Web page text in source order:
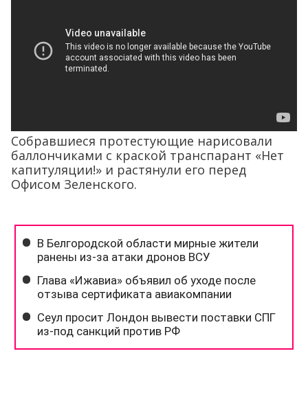
Собравшиеся протестующие нарисовали
баллончиками с краской транспарант «Нет
капитуляции!» и растянули его перед
Офисом Зеленского.